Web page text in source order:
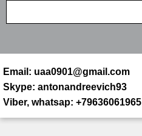
Email: uaa0901@gmail.com
Skype: antonandreevich93
Viber, whatsap: +79636061965